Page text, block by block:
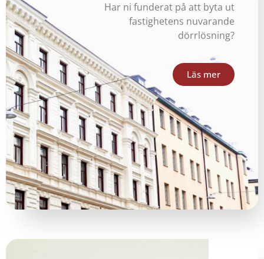
Har ni funderat på att byta ut
fastighetens nuvarande
dörrlösning?​
Läs mer